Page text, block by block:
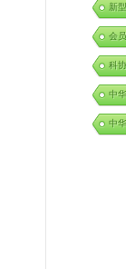
新
会员
科协
中
中